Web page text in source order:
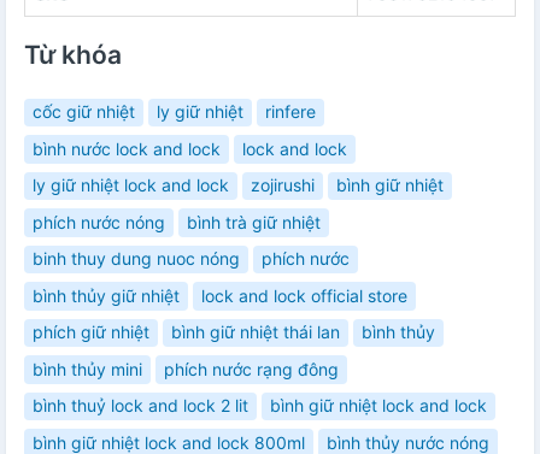
Từ khóa
cốc giữ nhiệt ly giữ nhiệt
rinfere
bình nước lock and lock
lock and lock
ly giữ nhiệt lock and lock
zojirushi
bình giữ nhiệt
phích nước nóng
bình trà giữ nhiệt
binh thuy dung nuoc nóng
phích nước
bình thủy giữ nhiệt
lock and lock official store
phích giữ nhiệt
bình giữ nhiệt thái lan
bình thủy
bình thủy mini
phích nước rạng đông
bình thuỷ lock and lock 2 lit
bình giữ nhiệt lock and lock
bình giữ nhiệt lock and lock 800ml
bình thủy nước nóng